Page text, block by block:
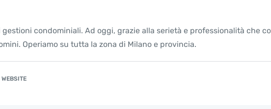
condominiali. Ad oggi, grazie alla serietà e professionalità che
Operiamo su tutta la zona di Milano e provincia.
WEBSITE